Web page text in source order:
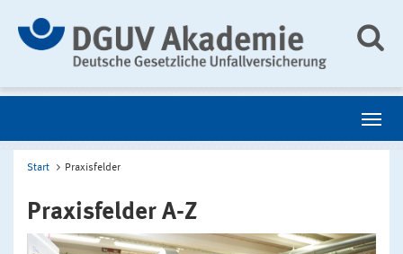
Start Praxisfelder
Praxisfelder A-Z